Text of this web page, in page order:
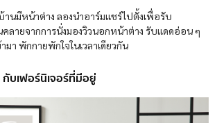
นมีหน้าต่าง ลองนำอาร์มแชร์ไปตั้งเพื่อรับ
ลายจากการนั่งมองวิวนอกหน้าต่าง รับแดดอ่อน ๆ
มา พักกายพักใจในเวลาเดียวกัน
บเฟอร์นิเจอร์ที่มีอยู่